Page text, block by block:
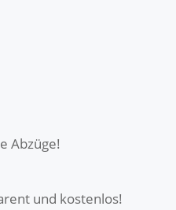
Abzüge!
und kostenlos!